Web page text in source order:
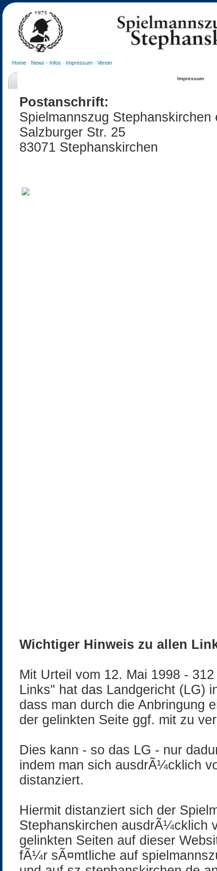
Home · News - Infos · Impressum · Verein
Impressum
Postanschrift:
Spielmannszug Stephanskirchen
Salzburger Str. 25
83071 Stephanskirchen
Wichtiger Hinweis zu allen
Mit Urteil vom 12. Mai 1998 -
Links" hat das Landgericht (LG)
dass man durch die Anbringung
der gelinkten Seite ggf. mit zu
Dies kann - so das LG - nur
indem man sich ausdrÃ¼cklich
distanziert.
Hiermit distanziert sich der
Stephanskirchen ausdrÃ¼cklich
gelinkten Seiten auf dieser
fÃ¼r sÃ¤mtliche auf